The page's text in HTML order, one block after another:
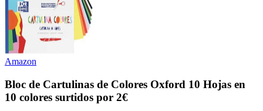
Amazon
Bloc de Cartulinas de Colores Oxford 10 Hojas en
10 colores surtidos por 2€